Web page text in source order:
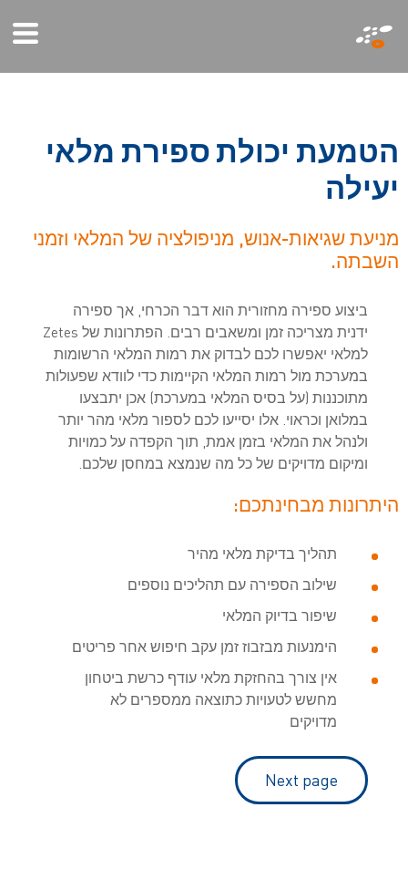
לתוכן
העיקרי
הטמעת יכולת ספירת מלאי
יעילה
מניעת שגיאות-אנוש, מניפולציה של המלאי וזמני
השבתה.
ביצוע ספירה מחזורית הוא דבר הכרחי, אך ספירה
ידנית מצריכה זמן ומשאבים רבים. הפתרונות של Zetes
למלאי יאפשרו לכם לבדוק את רמות המלאי הרשומות
במערכת מול רמות המלאי הקיימות כדי לוודא שפעולות
מתוכננות (על בסיס המלאי במערכת) אכן יתבצעו
במלואן וכראוי. אלו יסייעו לכם לספור מלאי מהר יותר
ולנהל את המלאי בזמן אמת, תוך הקפדה על כמויות
ומיקום מדויקים של כל מה שנמצא במחסן שלכם.
היתרונות מבחינתכם:
תהליך בדיקת מלאי מהיר
שילוב הספירה עם תהליכים נוספים
שיפור בדיוק המלאי
הימנעות מבזבוז זמן עקב חיפוש אחר פריטים
אין צורך בהחזקת מלאי עודף כרשת ביטחון
מחשש לטעויות כתוצאה ממספרים לא
מדויקים
Next page